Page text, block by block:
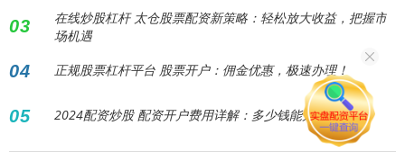
03
在线炒股杠杆 太仓股票配资新策略：轻松放大收益，把握市
场机遇
04 正规股票杠杆平台 股票开户：佣金优惠，极速办理！
05 2024配资炒股 配资开户费用详解：多少钱能开始？